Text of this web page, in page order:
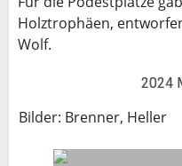
Holztrophäen,
Wolf.
2024
Bilder: Brenner, Heller